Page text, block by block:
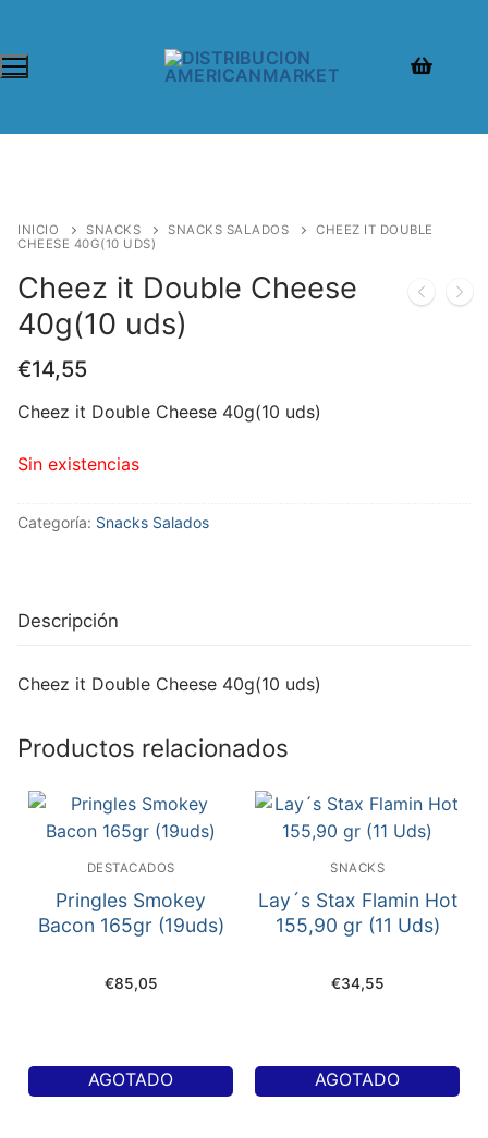
INICIO SNACKS SNACKS SALADOS
CHEEZ IT DOUBLE
CHEESE 40G(10 UDS)
Cheez it Double Cheese
40g(10 uds)
€14,55
Cheez it Double Cheese 40g(10 uds)
Sin existencias
Categoría: Snacks Salados
Descripción
Cheez it Double Cheese 40g(10 uds)
Productos relacionados
DESTACADOS
Pringles Smokey
Bacon 165gr (19uds)
€85,05
AGOTADO
SNACKS
Lay´s Stax Flamin Hot
155,90 gr (11 Uds)
€34,55
AGOTADO